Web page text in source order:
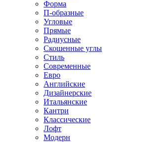
Форма
П-образные
Угловые
Прямые
Радиусные
Скошенные углы
Стиль
Современные
Евро
Английские
Дизайнерские
Итальянские
Кантри
Классические
Лофт
Модерн